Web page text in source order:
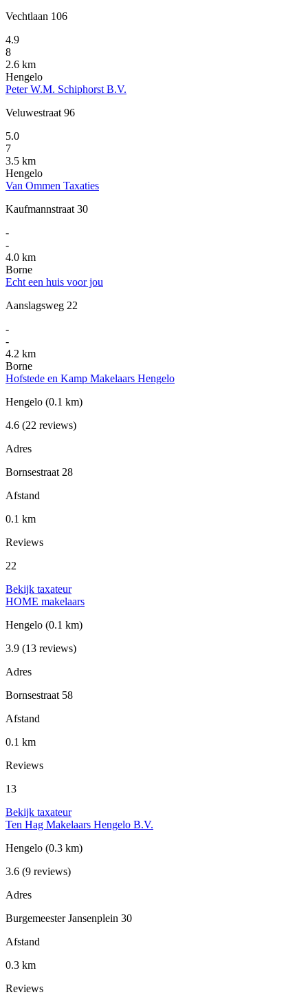
Vechtlaan 106
4.9
8
2.6 km
Hengelo
Peter W.M. Schiphorst B.V.
Veluwestraat 96
5.0
7
3.5 km
Hengelo
Van Ommen Taxaties
Kaufmannstraat 30
-
-
4.0 km
Borne
Echt een huis voor jou
Aanslagsweg 22
-
-
4.2 km
Borne
Hofstede en Kamp Makelaars Hengelo
Hengelo (0.1 km)
4.6 (22 reviews)
Adres
Bornsestraat 28
Afstand
0.1 km
Reviews
22
Bekijk taxateur
HOME makelaars
Hengelo (0.1 km)
3.9 (13 reviews)
Adres
Bornsestraat 58
Afstand
0.1 km
Reviews
13
Bekijk taxateur
Ten Hag Makelaars Hengelo B.V.
Hengelo (0.3 km)
3.6 (9 reviews)
Adres
Burgemeester Jansenplein 30
Afstand
0.3 km
Reviews